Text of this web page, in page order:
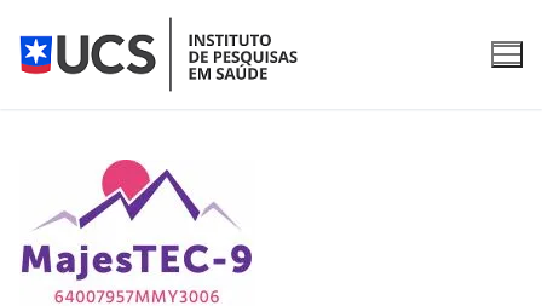
para
O Instituto
Apresentação
Para participantes